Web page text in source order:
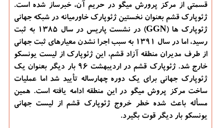
قسمتی از مركز پرورش میگو در حریم آن، خبرساز شده است.
ژئوپارك قشم بعنوان نخستین ژئوپارك خاورمیانه در شبكه جهانی
ژئوپارك ها (GGN) در نشست پاریس در سال 1385 به ثبت
رسید، اما در سال 1391 به سبب اجرا نشدن معیارهای ثبت جهانی
از طرف مدیران منطقه آزاد قشم، این ژئوپارك از لیست یونسكو
خارج شد. ژئوپارك قشم در اردیبهشت 96 بار دیگر بعنوان یك
ژئوپارك جهانی برای یك دوره چهارساله تأیید شد اما عملیات
ساخت مركز پروش میگو در این منطقه ادامه یافته است. همین
مسأله باعث شده خطر خروج ژئوپارك قشم از لیست جهانی
یونسكو بار دیگر قوت بگیرد.